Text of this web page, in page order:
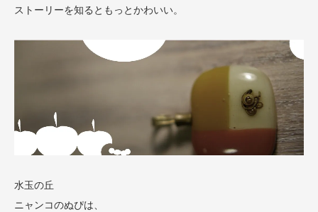
ストーリーを知るともっとかわいい。
水玉の丘
ニャンコのぬぴは、